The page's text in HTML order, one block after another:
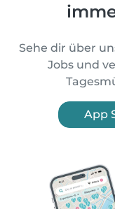
Sehe dir über
Jobs und
App